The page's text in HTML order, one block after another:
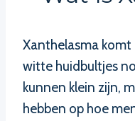
Xanthelasma
witte huidbultjes
kunnen klein zijn,
hebben op hoe